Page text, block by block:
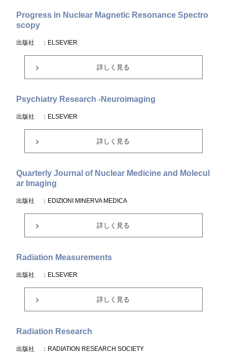
Progress in Nuclear Magnetic Resonance Spectro
scopy
出版社 ：ELSEVIER
詳しく見る
Psychiatry Research -Neuroimaging
出版社 ：ELSEVIER
詳しく見る
Quarterly Journal of Nuclear Medicine and Molecul
ar Imaging
出版社 ：EDIZIONI MINERVA MEDICA
詳しく見る
Radiation Measurements
出版社 ：ELSEVIER
詳しく見る
Radiation Research
出版社 ：RADIATION RESEARCH SOCIETY